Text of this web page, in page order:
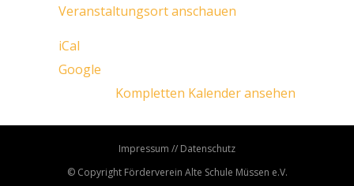
Veranstaltungsort anschauen
iCal
Google
Kompletten Kalender ansehen
Impressum // Datenschutz
© Copyright Förderverein Alte Schule Müssen e.V.